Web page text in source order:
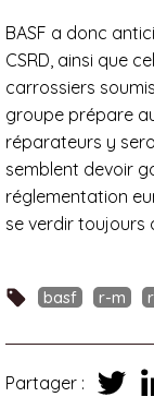
BASF a donc
CSRD, ainsi que
carrossiers
groupe prépare
réparateurs y
semblent devoir
réglementation
se verdir toujours
basf r-m
Partager :